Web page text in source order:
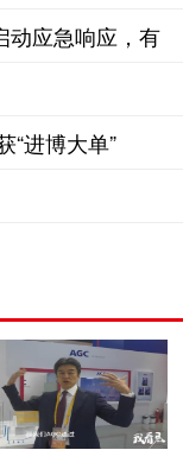
动应急响应，有
“进博大单”